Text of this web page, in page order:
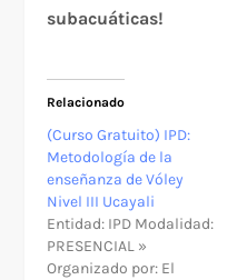
subacuáticas!
Relacionado
(Curso Gratuito) IPD:
Metodología de la
enseñanza de Vóley
Nivel III Ucayali
Entidad: IPD Modalidad:
PRESENCIAL »
Organizado por: El